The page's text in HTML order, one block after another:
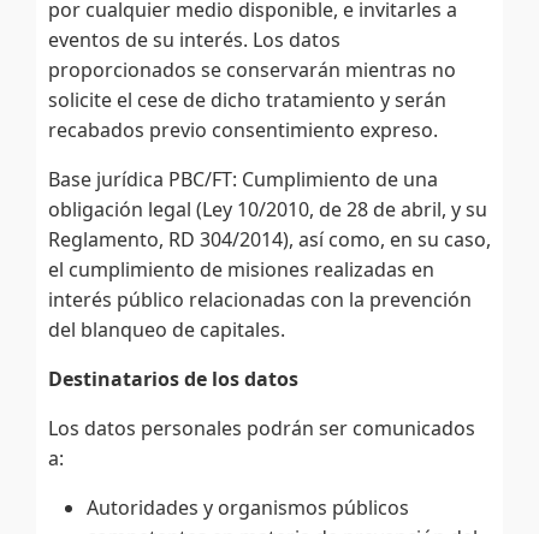
por cualquier medio disponible, e invitarles a
eventos de su interés. Los datos
proporcionados se conservarán mientras no
solicite el cese de dicho tratamiento y serán
recabados previo consentimiento expreso.
Base jurídica PBC/FT: Cumplimiento de una
obligación legal (Ley 10/2010, de 28 de abril, y su
Reglamento, RD 304/2014), así como, en su caso,
el cumplimiento de misiones realizadas en
interés público relacionadas con la prevención
del blanqueo de capitales.
Destinatarios de los datos
Los datos personales podrán ser comunicados
a:
Autoridades y organismos públicos